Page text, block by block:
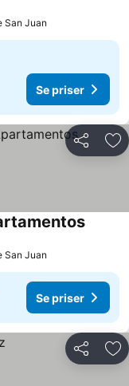
San Juan
Se priser
Del
San Juan
Se priser
Del